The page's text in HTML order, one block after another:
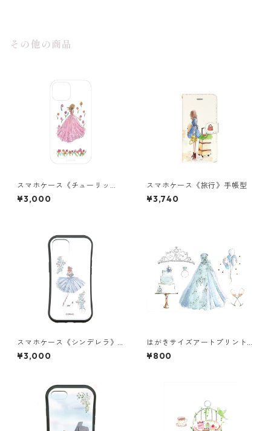
その他の商品
スマホケース《チューリッ
プ》クリア
¥3,000
スマホケース《旅行》手帳型
¥3,740
スマホケース《シンデレラ》
グリップ
¥3,000
はがきサイズアートプリント
《ブルーウェディング》
¥800